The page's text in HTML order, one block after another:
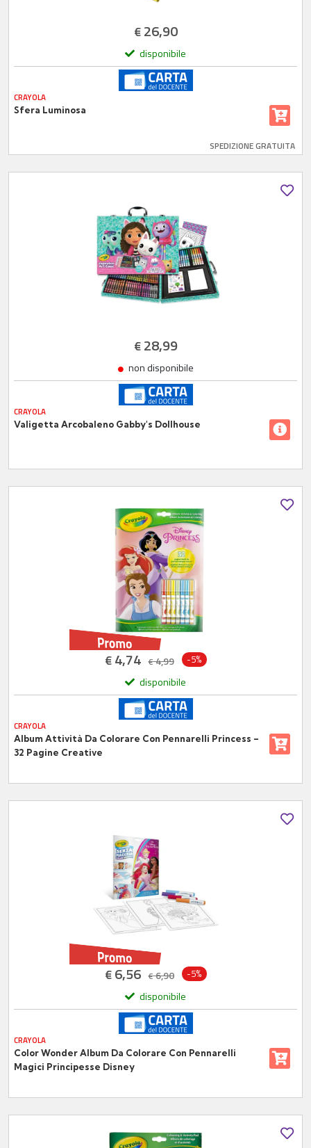
€26,90
disponibile
CRAYOLA
Sfera Luminosa
SPEDIZIONE GRATUITA
€28,99
non disponibile
CRAYOLA
Valigetta Arcobaleno Gabby's Dollhouse
€4,74 €4,99 -5%
disponibile
CRAYOLA
Album Attività Da Colorare Con Pennarelli Princess –
32 Pagine Creative
€6,56 €6,90 -5%
disponibile
CRAYOLA
Color Wonder Album Da Colorare Con Pennarelli
Magici Principesse Disney